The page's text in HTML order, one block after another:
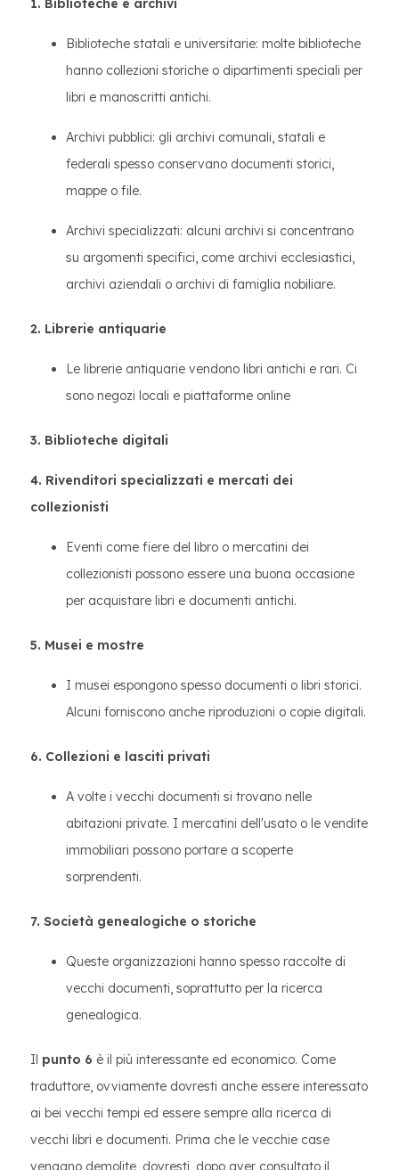
1. Biblioteche e archivi
Biblioteche statali e universitarie: molte biblioteche
hanno collezioni storiche o dipartimenti speciali per
libri e manoscritti antichi.
Archivi pubblici: gli archivi comunali, statali e
federali spesso conservano documenti storici,
mappe o file.
Archivi specializzati: alcuni archivi si concentrano
su argomenti specifici, come archivi ecclesiastici,
archivi aziendali o archivi di famiglia nobiliare.
2. Librerie antiquarie
Le librerie antiquarie vendono libri antichi e rari. Ci
sono negozi locali e piattaforme online
3. Biblioteche digitali
4. Rivenditori specializzati e mercati dei
collezionisti
Eventi come fiere del libro o mercatini dei
collezionisti possono essere una buona occasione
per acquistare libri e documenti antichi.
5. Musei e mostre
I musei espongono spesso documenti o libri storici.
Alcuni forniscono anche riproduzioni o copie digitali.
6. Collezioni e lasciti privati
A volte i vecchi documenti si trovano nelle
abitazioni private. I mercatini dell'usato o le vendite
immobiliari possono portare a scoperte
sorprendenti.
7. Società genealogiche o storiche
Queste organizzazioni hanno spesso raccolte di
vecchi documenti, soprattutto per la ricerca
genealogica.
Il punto 6 è il più interessante ed economico. Come
traduttore, ovviamente dovresti anche essere interessato
ai bei vecchi tempi ed essere sempre alla ricerca di
vecchi libri e documenti. Prima che le vecchie case
vengano demolite, dovresti, dopo aver consultato il